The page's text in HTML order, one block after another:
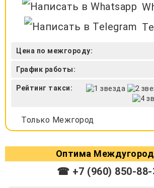
Цена по межгороду:
График работы:
Рейтинг такси:
Только Межгород
Оптима
☎ +7 (960) 850-88-